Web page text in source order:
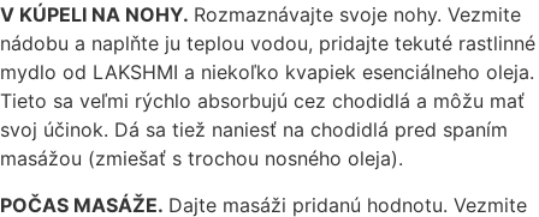
V KÚPELI NA NOHY. Rozmaznávajte svoje nohy. Vezmite
nádobu a naplňte ju teplou vodou, pridajte tekuté rastlinné
mydlo od LAKSHMI a niekoľko kvapiek esenciálneho oleja.
Tieto sa veľmi rýchlo absorbujú cez chodidlá a môžu mať
svoj účinok. Dá sa tiež naniesť na chodidlá pred spaním
masážou (zmiešať s trochou nosného oleja).
POČAS MASÁŽE. Dajte masáži pridanú hodnotu. Vezmite